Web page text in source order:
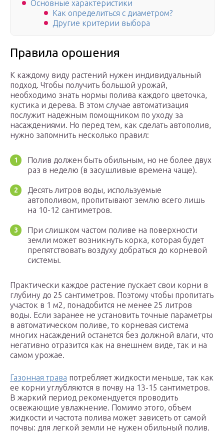
Основные характеристики
Как определиться с диаметром?
Другие критерии выбора
Правила орошения
К каждому виду растений нужен индивидуальный
подход. Чтобы получить большой урожай,
необходимо знать нормы полива каждого цветочка,
кустика и дерева. В этом случае автоматизация
послужит надежным помощником по уходу за
насаждениями. Но перед тем, как сделать автополив,
нужно запомнить несколько правил:
Полив должен быть обильным, но не более двух
раз в неделю (в засушливые времена чаще).
Десять литров воды, используемые
автополивом, пропитывают землю всего лишь
на 10-12 сантиметров.
При слишком частом поливе на поверхности
земли может возникнуть корка, которая будет
препятствовать воздуху добраться до корневой
системы.
Практически каждое растение пускает свои корни в
глубину до 25 сантиметров. Поэтому чтобы пропитать
участок в 1 м2, понадобится не менее 25 литров
воды. Если заранее не установить точные параметры
в автоматическом поливе, то корневая система
многих насаждений останется без должной влаги, что
негативно отразится как на внешнем виде, так и на
самом урожае.
Газонная трава потребляет жидкости меньше, так как
ее корни углубляются в почву на 13-15 сантиметров.
В жаркий период рекомендуется проводить
освежающие увлажнение. Помимо этого, объем
жидкости и частота полива может зависеть от самой
почвы: для легкой земли не нужен обильный полив.